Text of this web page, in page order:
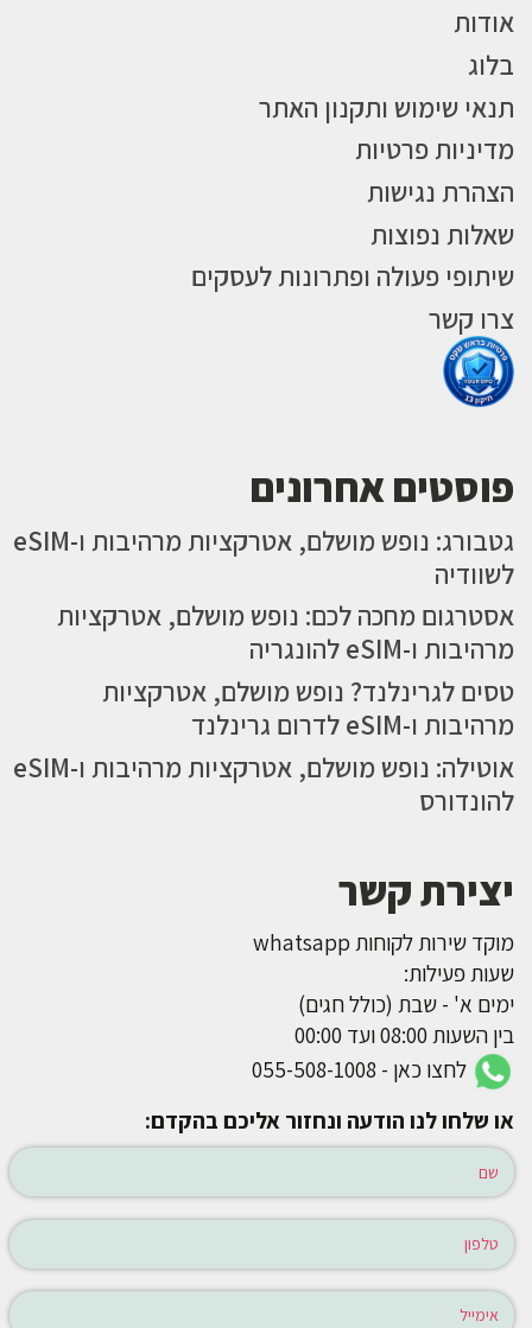
אודות
בלוג
תנאי שימוש ותקנון האתר
מדיניות פרטיות
הצהרת נגישות
שאלות נפוצות
שיתופי פעולה ופתרונות לעסקים
צרו קשר
פוסטים אחרונים
גטבורג: נופש מושלם, אטרקציות מרהיבות ו-eSIM
לשוודיה
אסטרגום מחכה לכם: נופש מושלם, אטרקציות
מרהיבות ו-eSIM להונגריה
טסים לגרינלנד? נופש מושלם, אטרקציות
מרהיבות ו-eSIM לדרום גרינלנד
אוטילה: נופש מושלם, אטרקציות מרהיבות ו-eSIM
להונדורס
יצירת קשר
מוקד שירות לקוחות whatsapp
שעות פעילות:
ימים א' - שבת (כולל חגים)
בין השעות 08:00 ועד 00:00
לחצו כאן - 055-508-1008
או שלחו לנו הודעה ונחזור אליכם בהקדם: